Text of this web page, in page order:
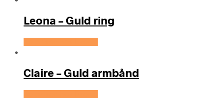
Leona – Guld ring
Claire – Guld armbånd